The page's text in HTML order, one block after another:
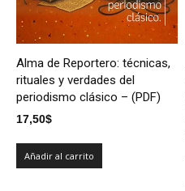
Alma de Reportero: técnicas,
rituales y verdades del
periodismo clásico – (PDF)
17,50$
Añadir al carrito